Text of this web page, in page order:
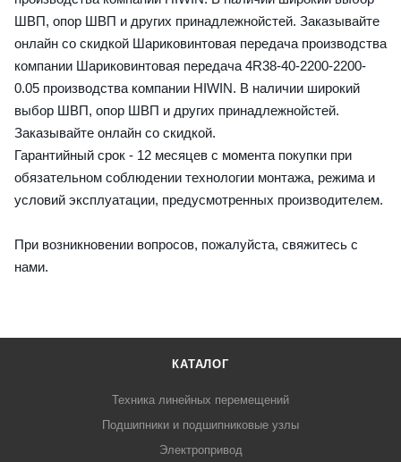
ШВП, опор ШВП и других принадлежнойстей. Заказывайте
онлайн со скидкой Шариковинтовая передача производства
компании Шариковинтовая передача 4R38-40-2200-2200-
0.05 производства компании HIWIN. В наличии широкий
выбор ШВП, опор ШВП и других принадлежнойстей.
Заказывайте онлайн со скидкой.
Гарантийный срок - 12 месяцев с момента покупки при
обязательном соблюдении технологии монтажа, режима и
условий эксплуатации, предусмотренных производителем.
При возникновении вопросов, пожалуйста, свяжитесь с
нами.
КАТАЛОГ
Техника линейных перемещений
Подшипники и подшипниковые узлы
Электропривод